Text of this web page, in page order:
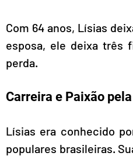
Com 64 anos, Lísias
esposa, ele deixa três
perda.
Carreira e Paixão
Lísias era conhecido
populares brasileiras.